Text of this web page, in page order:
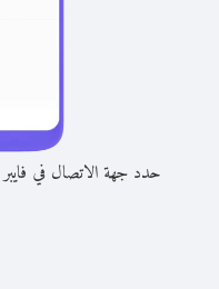
حدد جهة الاتصال في